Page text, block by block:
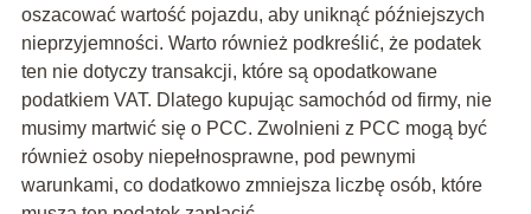
oszacować wartość pojazdu, aby uniknąć późniejszych
nieprzyjemności. Warto również podkreślić, że podatek
ten nie dotyczy transakcji, które są opodatkowane
podatkiem VAT. Dlatego kupując samochód od firmy, nie
musimy martwić się o PCC. Zwolnieni z PCC mogą być
również osoby niepełnosprawne, pod pewnymi
warunkami, co dodatkowo zmniejsza liczbę osób, które